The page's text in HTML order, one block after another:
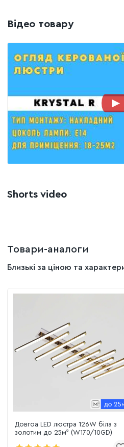
Вітальні: стає центральним
статус та витончений стиль
Спальні:додає приміщенню
світлового комфорту.
ідеально
столом, надаючи кожній
Відео товару
Shorts video
Товари-аналоги
Близькі за ціною та
Довгоа LED люстра 126W біла з
золотим до 25м² (W170/10GD)